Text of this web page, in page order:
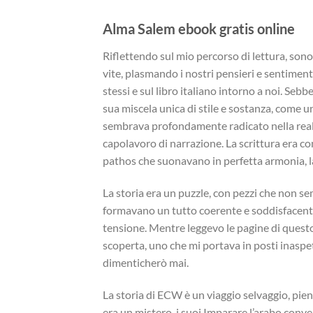
Alma Salem ebook gratis online
Riflettendo sul mio percorso di lettura,
vite, plasmando i nostri pensieri e
stessi e sul libro italiano intorno a noi.
sua miscela unica di stile e sostanza, come
sembrava profondamente radicato nella
capolavoro di narrazione. La scrittura era
pathos che suonavano in perfetta armonia,
La storia era un puzzle, con pezzi che non
formavano un tutto coerente e
tensione. Mentre leggevo le pagine di
scoperta, uno che mi portava in posti
dimenticherò mai.
La storia di ECW è un viaggio selvaggio,